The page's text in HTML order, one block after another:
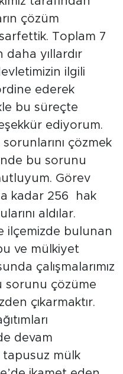
çözüm
Toplam 7
yıllardır
ilgili
ederek
bu süreçte
ediyorum.
sorunlarını çözmek
bu sorunu
Görev
kadar 256 hak
aldılar.
ilçemizde bulunan
ve mülkiyet
çalışmalarımız
sorunu çözüme
çıkarmaktır.
devam
tapusuz mülk